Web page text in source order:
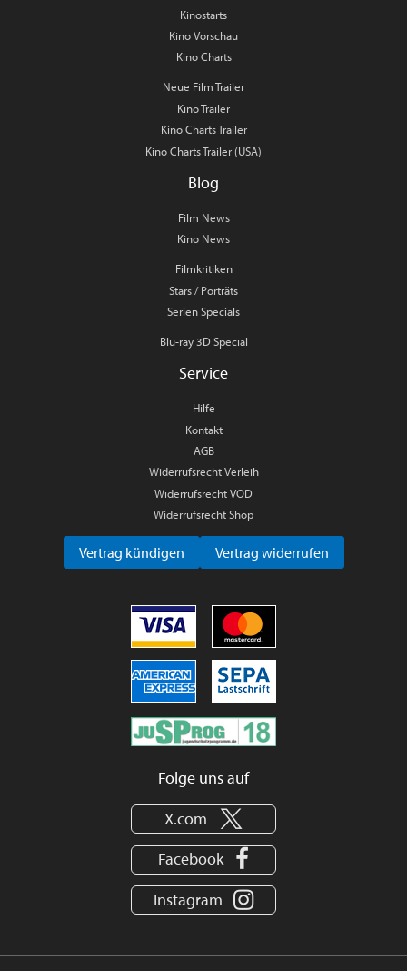
Kinostarts
Kino Vorschau
Kino Charts
Neue Film Trailer
Kino Trailer
Kino Charts Trailer
Kino Charts Trailer (USA)
Blog
Film News
Kino News
Filmkritiken
Stars / Porträts
Serien Specials
Blu-ray 3D Special
Service
Hilfe
Kontakt
AGB
Widerrufsrecht Verleih
Widerrufsrecht VOD
Widerrufsrecht Shop
Vertrag kündigen Vertrag widerrufen
Folge uns auf
X.com
Facebook
Instagram